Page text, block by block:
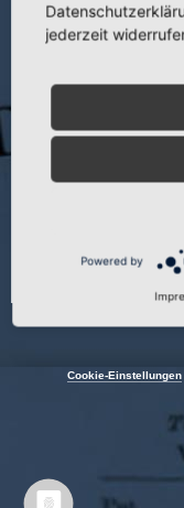
Publikation:Zbl. Chir. 92
J. Hellinger
Jahr:1967
Cookie-Einstellungen
jederzeit
Powered by